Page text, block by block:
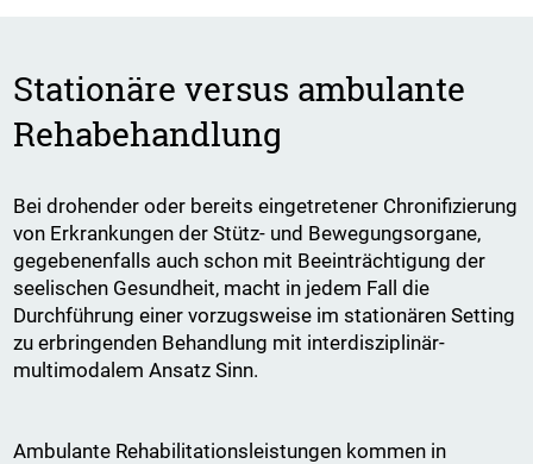
Stationäre versus ambulante
Rehabehandlung
Bei drohender oder bereits eingetretener Chronifizierung
von Erkrankungen der Stütz- und Bewegungsorgane,
gegebenenfalls auch schon mit Beeinträchtigung der
seelischen Gesundheit, macht in jedem Fall die
Durchführung einer vorzugsweise im stationären Setting
zu erbringenden Behandlung mit interdisziplinär-
multimodalem Ansatz Sinn.
Ambulante Rehabilitationsleistungen kommen in